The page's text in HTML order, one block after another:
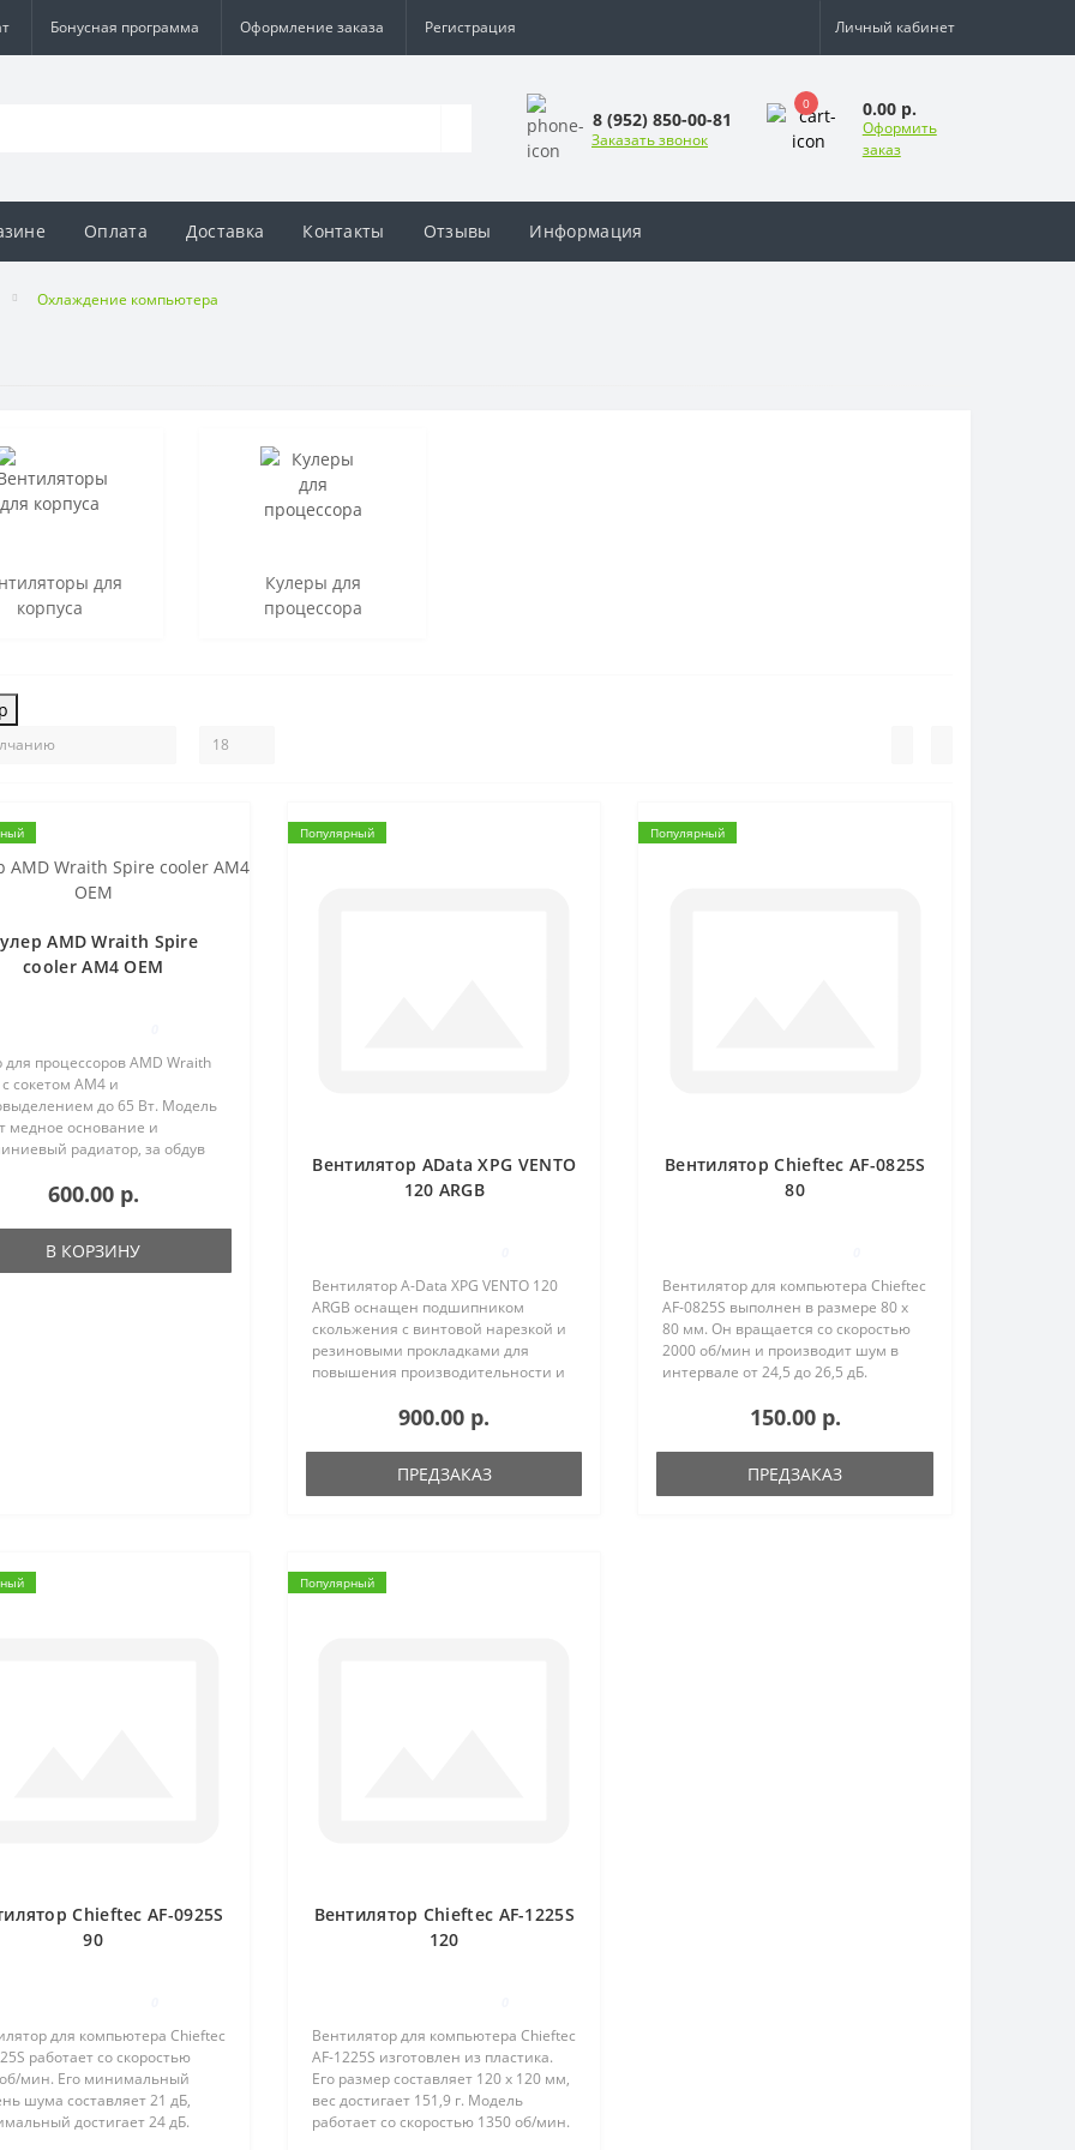
Бонусная программа Оформление заказа Регистрация Личный кабинет
8 (952) 850-00-81
Заказать звонок
0 0.00 р.
Оформить
заказ
Оплата Доставка Контакты Отзывы Информация
Охлаждение компьютера
для
корпуса
Кулеры для
процессора
AMD Wraith Spire
cooler AM4 OEM
для процессоров AMD Wraith
с сокетом AM4 и
до 65 Вт. Модель
медное основание и
радиатор, за обдув
подключение которого
к 4-pin разъему на
пла..
600.00 р.
В КОРЗИНУ
Популярный
Вентилятор AData XPG VENTO
120 ARGB
Вентилятор A-Data XPG VENTO 120
ARGB оснащен подшипником
скольжения с винтовой нарезкой и
резиновыми прокладками для
повышения производительности и
Спиральные канавки хорошо
смазывают вал, позволяя
вентилятору быстро набирать с..
900.00 р.
ПРЕДЗАКАЗ
Популярный
Вентилятор Chieftec AF-0825S
80
Вентилятор для компьютера Chieftec
AF-0825S выполнен в размере 80 х
80 мм. Он вращается со скоростью
2000 об/мин и производит шум в
интервале от 24,5 до 26,5 дБ.
из пластика. Модель снабжена
коннектором типа 3 PIN. Бла..
150.00 р.
ПРЕДЗАКАЗ
Chieftec AF-0925S
90
для компьютера Chieftec
работает со скоростью
мин. Его минимальный
шума составляет 21 дБ,
достигает 24 дБ.
Популярный
Вентилятор Chieftec AF-1225S
120
Вентилятор для компьютера Chieftec
AF-1225S изготовлен из пластика.
Его размер составляет 120 х 120 мм,
вес достигает 151,9 г. Модель
работает со скоростью 1350 об/мин.